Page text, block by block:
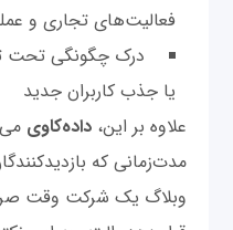
فعالیت‌های تجاری و
درک چگونگی تحت
یا جذب کاربران جدید
علاوه بر این،داده‌کاوی
مدت‌زمانی که
وبلاگ یک شرکت وقت